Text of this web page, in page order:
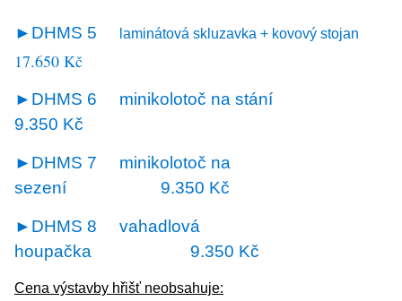
►DHMS 5 laminátová skluzavka + kovový stojan
17.650 Kč
►DHMS 6
minikolotoč na stání
9.350 Kč
►DHMS 7
minikolotoč na
sezení 9.350 Kč
►DHMS 8
vahadlová
houpačka 9.350 Kč
Cena výstavby hřišť neobsahuje: